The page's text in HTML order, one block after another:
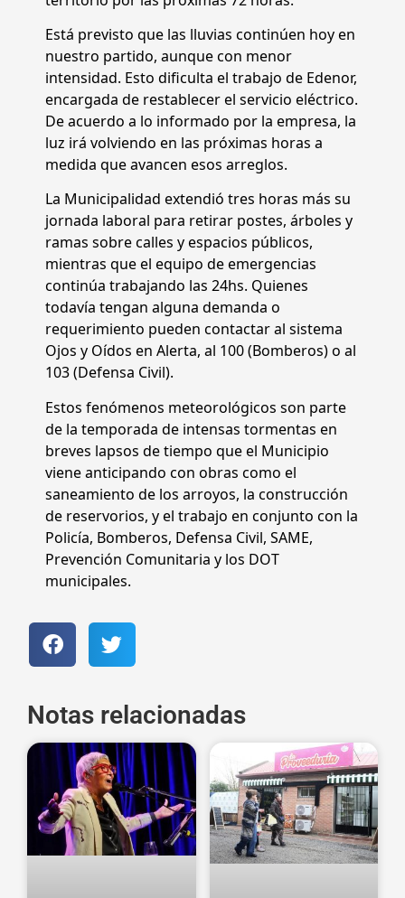
Está previsto que las lluvias continúen hoy en
nuestro partido, aunque con menor
intensidad. Esto dificulta el trabajo de Edenor,
encargada de restablecer el servicio eléctrico.
De acuerdo a lo informado por la empresa, la
luz irá volviendo en las próximas horas a
medida que avancen esos arreglos.
La Municipalidad extendió tres horas más su
jornada laboral para retirar postes, árboles y
ramas sobre calles y espacios públicos,
mientras que el equipo de emergencias
continúa trabajando las 24hs. Quienes
todavía tengan alguna demanda o
requerimiento pueden contactar al sistema
Ojos y Oídos en Alerta, al 100 (Bomberos) o al
103 (Defensa Civil).
Estos fenómenos meteorológicos son parte
de la temporada de intensas tormentas en
breves lapsos de tiempo que el Municipio
viene anticipando con obras como el
saneamiento de los arroyos, la construcción
de reservorios, y el trabajo en conjunto con la
Policía, Bomberos, Defensa Civil, SAME,
Prevención Comunitaria y los DOT
municipales.
Notas relacionadas